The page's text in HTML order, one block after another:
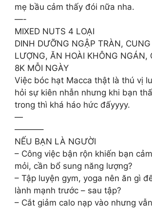
mẹ bầu cảm thấy đói nữa nha.
—-
MIXED NUTS 4 LOẠI
DINH DƯỠNG NGẬP TRÀN,
LƯỢNG, ĂN HOÀI KHÔNG NGÁN,
8K MỖI NGÀY
Việc bóc hạt Macca thật là thú vị
hỏi sự kiên nhẫn nhưng khi bạn
trong thì khá háo hức đấyyyy.
—
———–
NẾU BẠN LÀ NGƯỜI
– Công việc bận rộn khiến bạn
mỏi, cần bổ sung năng lượng?
– Tập luyện gym, yoga nên ăn gì
lành mạnh trước – sau tập?
– Cắt giảm calo nạp vào nhưng